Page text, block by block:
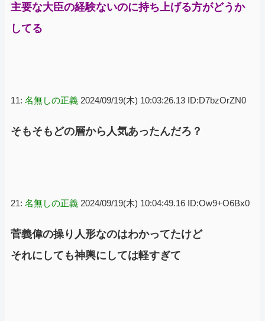
主要な大臣の経験ないのに持ち上げる方がどうか
してる
11: 名無しの正義 2024/09/19(木) 10:03:26.13 ID:D7bzOrZN0
そもそもどの層から人気あったんだろ？
21: 名無しの正義 2024/09/19(木) 10:04:49.16 ID:Ow9+O6Bx0
菅義偉の操り人形なのはわかってたけど
それにしても神輿にしては軽すぎて